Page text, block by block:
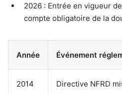
2026 : Entrée en vigueur
compte obligatoire de la
Année Événement
2014 Directive NFRD